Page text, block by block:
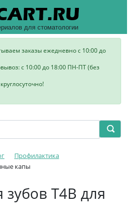
для стоматологии
заказы ежедневно с 10:00 до
с 10:00 до 18:00 ПН-ПТ (без
Профилактика
капы
T4B для